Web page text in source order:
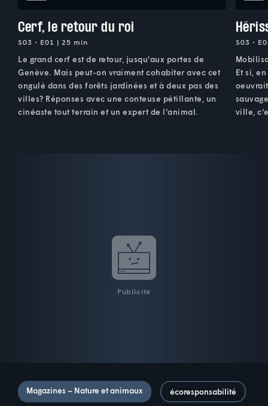
Cerf, le retour du roi
S03 • E01 | 25 min
Le grand cerf est de retour, jusqu'aux portes de
Genève. Mais peut-on vraiment cohabiter avec cet
ongulé dans des forêts jardinées et à deux pas des
villes? Réponses avec une conteuse pétillante, un
cinéaste tout terrain et un expert de l'animal.
S03 •
Et si,
ville,
Publicité
Magazines – Nature et animaux écoresponsabilité